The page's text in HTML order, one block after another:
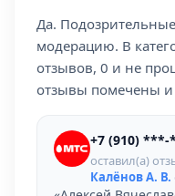
Да.
модерацию. В
отзывов, 0 и не
отзывы помечены и
+7 (910) ***-
оставил(а)
Калёнов А. В.